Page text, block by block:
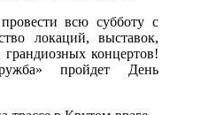
всю субботу с
локаций, выставок,
грандиозных концертов!
пройдет День